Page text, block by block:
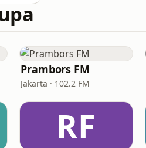
Prambors FM
Jakarta · 102.2 FM
RF